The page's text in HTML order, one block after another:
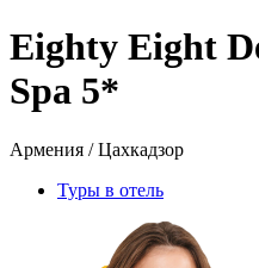
Eighty Eight
Spa 5*
Армения / Цахкадзор
Туры в отель